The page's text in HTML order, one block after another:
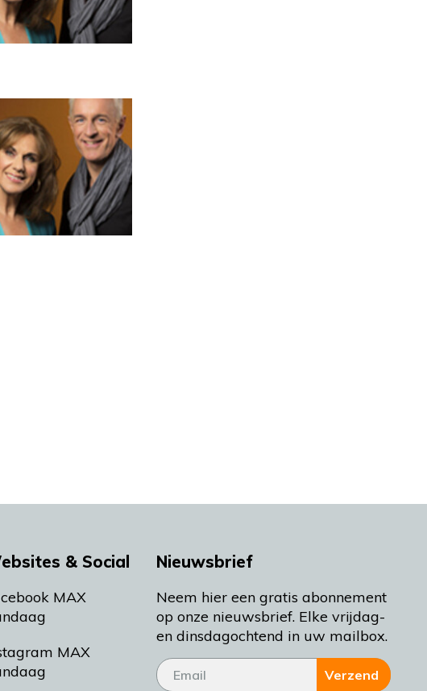
& Social
MAX
MAX
Nieuwsbrief
Neem hier een gratis abonnement
op onze nieuwsbrief. Elke vrijdag-
en dinsdagochtend in uw mailbox.
Verzend